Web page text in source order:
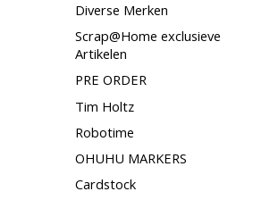
Diverse Merken
Scrap@Home exclusieve
Artikelen
PRE ORDER
Tim Holtz
Robotime
OHUHU MARKERS
Cardstock